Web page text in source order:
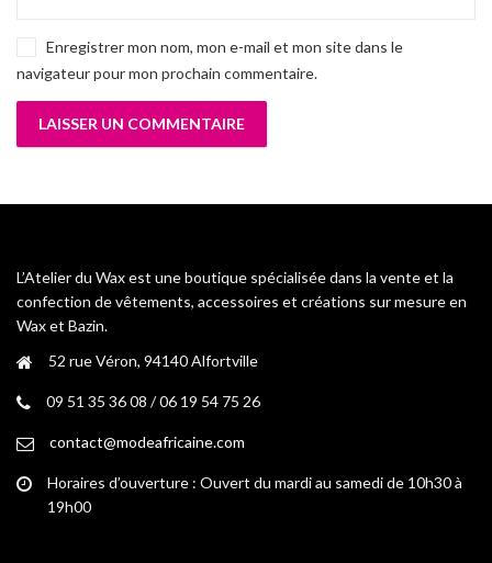
Enregistrer mon nom, mon e-mail et mon site dans le
navigateur pour mon prochain commentaire.
L’Atelier du Wax est une boutique spécialisée dans la vente et la
confection de vêtements, accessoires et créations sur mesure en
Wax et Bazin.
52 rue Véron, 94140 Alfortville
09 51 35 36 08 / 06 19 54 75 26
contact@modeafricaine.com
Horaires d’ouverture : Ouvert du mardi au samedi de 10h30 à
19h00